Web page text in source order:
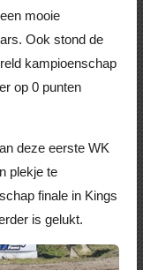
mooie
Ook stond de
kampioenschap
op 0 punten
deze eerste WK
plekje te
finale in Kings
is gelukt.